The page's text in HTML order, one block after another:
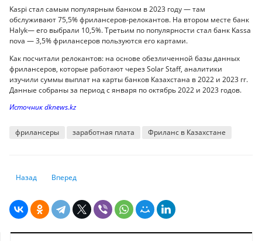
Kaspi стал самым популярным банком в 2023 году — там
обслуживают 75,5% фрилансеров-релокантов. На втором месте банк
Halyk— его выбрали 10,5%. Третьим по популярности стал банк Kassa
nova — 3,5% фрилансеров пользуются его картами.
Как посчитали релокантов: на основе обезличенной базы данных
фрилансеров, которые работают через Solar Staff, аналитики
изучили суммы выплат на карты банков Казахстана в 2022 и 2023 гг.
Данные собраны за период с января по октябрь 2022 и 2023 годов.
Источник dknews.kz
фрилансеры заработная плата Фриланс в Казахстане
Предыдущий: Слишком рано называть ИИ основной причиной
Назад Следующий: Водители и таксопарки Казахстана в этом
Вперед